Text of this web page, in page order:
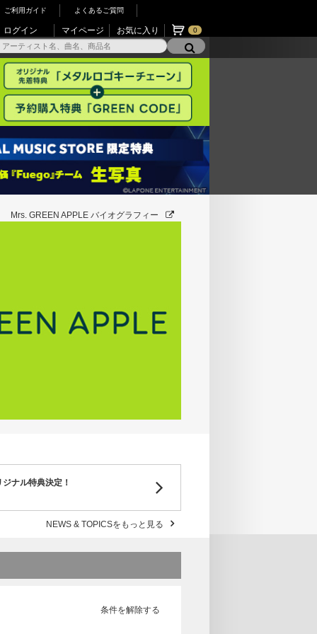
ご利用ガイド よくあるご質問
ログイン マイページ お気に入り 0
Mrs. GREEN APPLE バイオグラフィー
ナル特典決定！
NEWS & TOPICSをもっと見る
条件を解除する